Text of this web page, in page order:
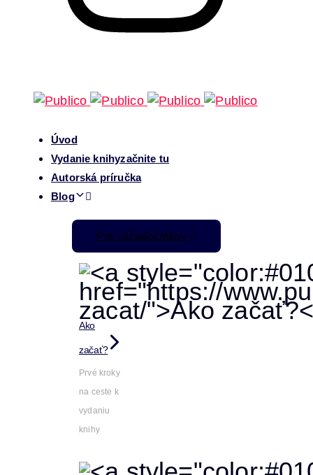
Úvod
Vydanie knihyzačnite tu
Autorská príručka
Blog
Pre začiatočníkov
Ako
začať?
Prvé kroky
na ceste k
vydaniu
knihy